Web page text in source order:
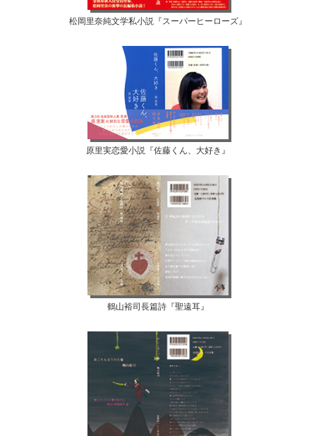
松岡里奈純文学私小説『スーパーヒーローズ』
原里実恋愛小説『佐藤くん、大好き』
鶴山裕司長篇詩『聖遠耳』